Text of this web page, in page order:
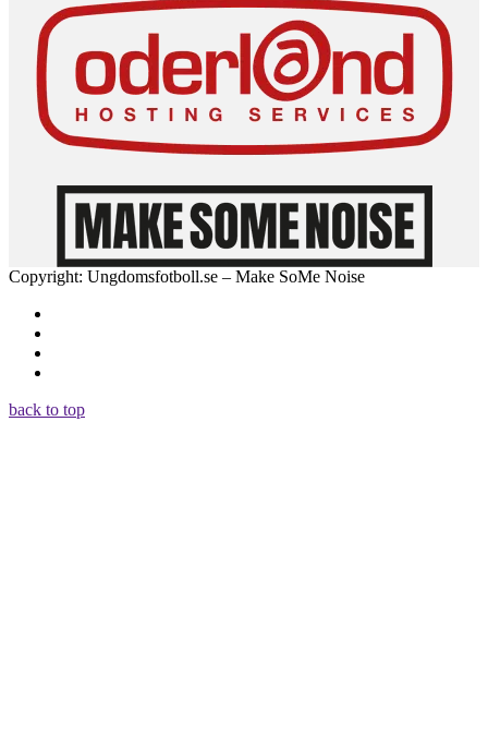
Copyright: Ungdomsfotboll.se – Make SoMe Noise
back to top